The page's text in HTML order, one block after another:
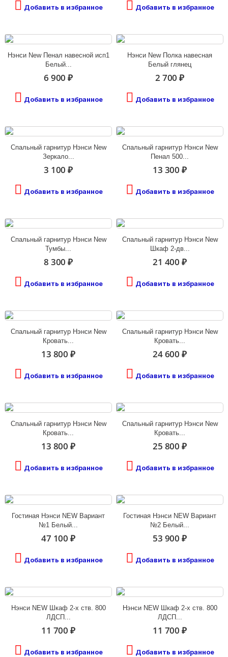
Добавить в избранное Добавить в избранное
Нэнси New Пенал навесной исп1
Белый...
6 900 ₽
Добавить в избранное
Нэнси New Полка навесная
Белый глянец
2 700 ₽
Добавить в избранное
Спальный гарнитур Нэнси New
Зеркало...
3 100 ₽
Добавить в избранное
Спальный гарнитур Нэнси New
Пенал 500...
13 300 ₽
Добавить в избранное
Спальный гарнитур Нэнси New
Тумбы...
8 300 ₽
Добавить в избранное
Спальный гарнитур Нэнси New
Шкаф 2-дв...
21 400 ₽
Добавить в избранное
Спальный гарнитур Нэнси New
Кровать...
13 800 ₽
Добавить в избранное
Спальный гарнитур Нэнси New
Кровать...
24 600 ₽
Добавить в избранное
Спальный гарнитур Нэнси New
Кровать...
13 800 ₽
Добавить в избранное
Спальный гарнитур Нэнси New
Кровать...
25 800 ₽
Добавить в избранное
Гостиная Нэнси NEW Вариант
№1 Белый...
47 100 ₽
Добавить в избранное
Гостиная Нэнси NEW Вариант
№2 Белый...
53 900 ₽
Добавить в избранное
Нэнси NEW Шкаф 2-х ств. 800
ЛДСП...
11 700 ₽
Добавить в избранное
Нэнси NEW Шкаф 2-х ств. 800
ЛДСП...
11 700 ₽
Добавить в избранное